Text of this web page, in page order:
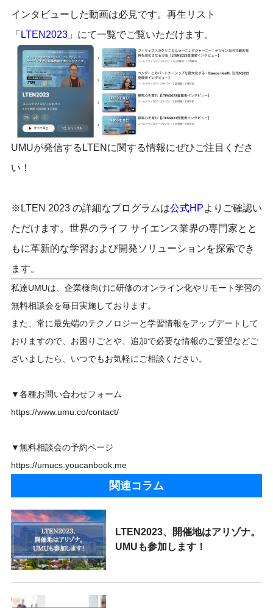
インタビューした動画は必見です。再生リスト
「 LTEN2023」にて一覧でご覧いただけます。
UMUが発信するLTENに関する情報にぜひご注目くださ
い！
※LTEN 2023 の詳細なプログラムは公式HPよりご確認い
ただけます。世界のライフ サイエンス業界の専門家とと
もに革新的な学習および開発ソリューションを探索でき
ます。
私達UMUは、企業様向けに研修のオンライン化やリモート学習の
無料相談会を毎日実施しております。
また、常に最先端のテクノロジーと学習情報をアップデートして
おりますので、お困りごとや、追加で必要な情報のご要望などご
ざいましたら、いつでもお気軽にご相談ください。
▼各種お問い合わせフォーム
https://www.umu.co/contact/
▼無料相談会の予約ページ
https://umucs.youcanbook.me
関連コラム
LTEN2023、開催地はアリゾナ。
UMUも参加します！